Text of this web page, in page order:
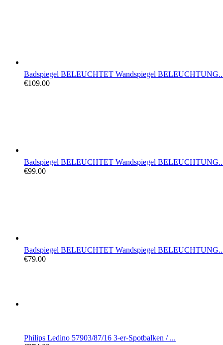
Badspiegel BELEUCHTET Wandspiegel
€109.00
Badspiegel BELEUCHTET Wandspiegel
€99.00
Badspiegel BELEUCHTET Wandspiegel
€79.00
Philips Ledino 57903/87/16 3-er-Spotbalken / ...